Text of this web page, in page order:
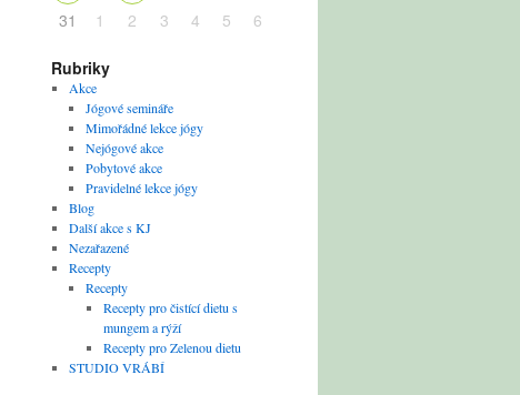
31
1 2 3 4 5 6
Rubriky
Akce
Jógové semináře
Mimořádné lekce jógy
Nejógové akce
Pobytové akce
Pravidelné lekce jógy
Blog
Další akce s KJ
Nezařazené
Recepty
Recepty
Recepty pro čistící dietu s
mungem a rýží
Recepty pro Zelenou dietu
STUDIO VRÁBÍ